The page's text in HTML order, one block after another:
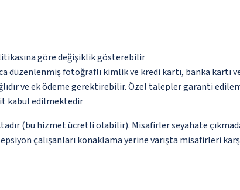
göre değişiklik gösterebilir
düzenlenmiş fotoğraflı kimlik ve kredi kartı, banka kartı
ve ek ödeme gerektirebilir. Özel talepler garanti
kabul edilmektedir
(bu hizmet ücretli olabilir). Misafirler seyahate
çalışanları konaklama yerine varışta misafirleri